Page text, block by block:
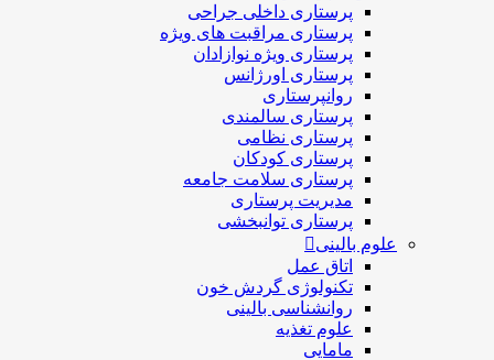
پرستاری داخلی جراحی
پرستاری مراقبت های ويژه
پرستاری ويژه نوازادان
پرستاری اورژانس
روانپرستاری
پرستاری سالمندی
پرستاری نظامی
پرستاری کودکان
پرستاری سلامت جامعه
مدیریت پرستاری
پرستاری توانبخشی
علوم بالینی
اتاق عمل
تکنولوژی گردش خون
روانشناسی بالینی
علوم تغذیه